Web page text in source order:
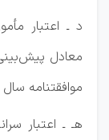
د ـ اعتبار
موافقتنامه سال 1404) پیش‌بینی نمایند.
هـ ـ اعتبار